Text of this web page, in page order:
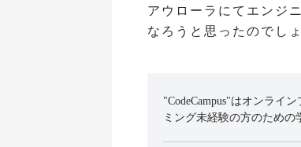
アウローラにてエンジ
なろうと思ったのでし
"CodeCampus"はオンライ
ミング未経験の方のための